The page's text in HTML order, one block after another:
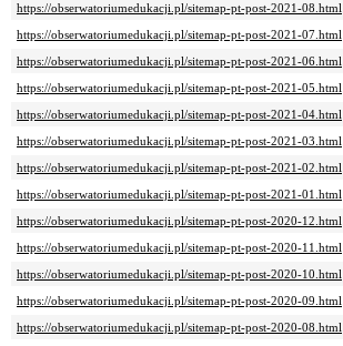
https://obserwatoriumedukacji.pl/sitemap-pt-post-2021-08.html
https://obserwatoriumedukacji.pl/sitemap-pt-post-2021-07.html
https://obserwatoriumedukacji.pl/sitemap-pt-post-2021-06.html
https://obserwatoriumedukacji.pl/sitemap-pt-post-2021-05.html
https://obserwatoriumedukacji.pl/sitemap-pt-post-2021-04.html
https://obserwatoriumedukacji.pl/sitemap-pt-post-2021-03.html
https://obserwatoriumedukacji.pl/sitemap-pt-post-2021-02.html
https://obserwatoriumedukacji.pl/sitemap-pt-post-2021-01.html
https://obserwatoriumedukacji.pl/sitemap-pt-post-2020-12.html
https://obserwatoriumedukacji.pl/sitemap-pt-post-2020-11.html
https://obserwatoriumedukacji.pl/sitemap-pt-post-2020-10.html
https://obserwatoriumedukacji.pl/sitemap-pt-post-2020-09.html
https://obserwatoriumedukacji.pl/sitemap-pt-post-2020-08.html